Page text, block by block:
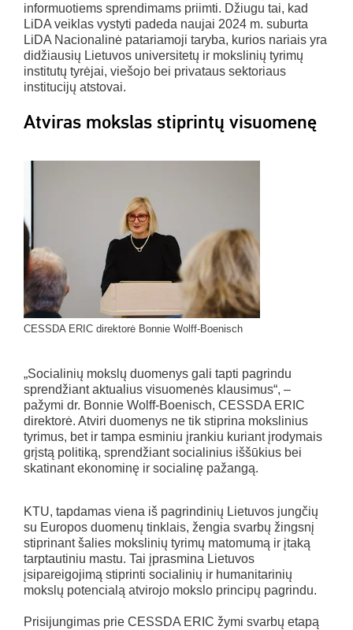
informuotiems sprendimams priimti. Džiugu tai, kad
LiDA veiklas vystyti padeda naujai 2024 m. suburta
LiDA Nacionalinė patariamoji taryba, kurios nariais yra
didžiausių Lietuvos universitetų ir mokslinių tyrimų
institutų tyrėjai, viešojo bei privataus sektoriaus
institucijų atstovai.
Atviras mokslas stiprintų visuomenę
CESSDA ERIC direktorė Bonnie Wolff-Boenisch
„Socialinių mokslų duomenys gali tapti pagrindu
sprendžiant aktualius visuomenės klausimus“, –
pažymi dr. Bonnie Wolff-Boenisch, CESSDA ERIC
direktorė. Atviri duomenys ne tik stiprina mokslinius
tyrimus, bet ir tampa esminiu įrankiu kuriant įrodymais
grįstą politiką, sprendžiant socialinius iššūkius bei
skatinant ekonominę ir socialinę pažangą.
KTU, tapdamas viena iš pagrindinių Lietuvos jungčių
su Europos duomenų tinklais, žengia svarbų žingsnį
stiprinant šalies mokslinių tyrimų matomumą ir įtaką
tarptautiniu mastu. Tai įprasmina Lietuvos
įsipareigojimą stiprinti socialinių ir humanitarinių
mokslų potencialą atvirojo mokslo principų pagrindu.
Prisijungimas prie CESSDA ERIC žymi svarbų etapą